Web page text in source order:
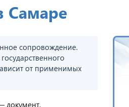
Самаре
сопровождение.
от применимых
документ,